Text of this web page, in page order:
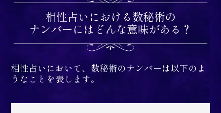
相性占いにおける数秘術の
ナンバーにはどんな意味がある？
相性占いにおいて、数秘術のナンバーは以下のよ
うなことを表します。